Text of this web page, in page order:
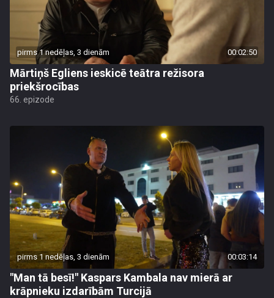
pirms 1 nedēļas, 3 dienām 00:02:50
Mārtiņš Egliens ieskicē teātra režisora
priekšrocības
66. epizode
pirms 1 nedēļas, 3 dienām 00:03:14
"Man tā besī!" Kaspars Kambala nav mierā ar
krāpnieku izdarībām Turcijā